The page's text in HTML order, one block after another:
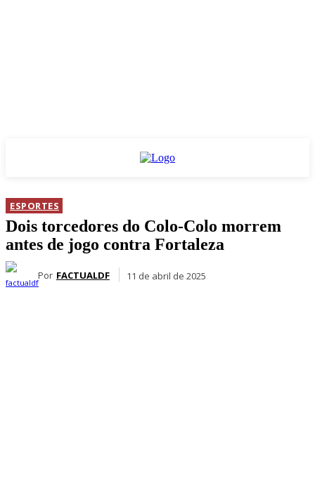
ESPORTES
Dois torcedores do Colo-Colo morrem
antes de jogo contra Fortaleza
Por FACTUALDF 11 de abril de 2025